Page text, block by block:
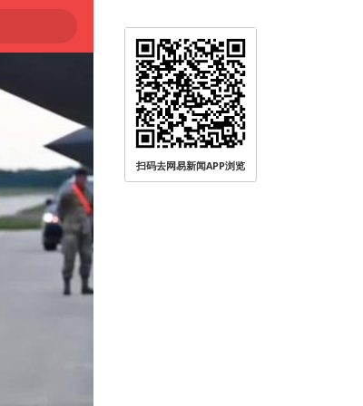
扫码去网易新闻APP浏览